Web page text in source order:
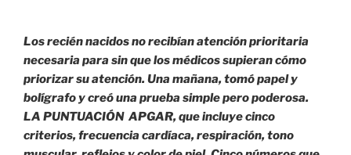
Los recién nacidos no recibían atención prioritaria
necesaria para sin que los médicos supieran cómo
priorizar su atención. Una mañana, tomó papel y
bolígrafo y creó una prueba simple pero poderosa.
LA PUNTUACIÓN APGAR, que incluye cinco
criterios, frecuencia cardíaca, respiración, tono